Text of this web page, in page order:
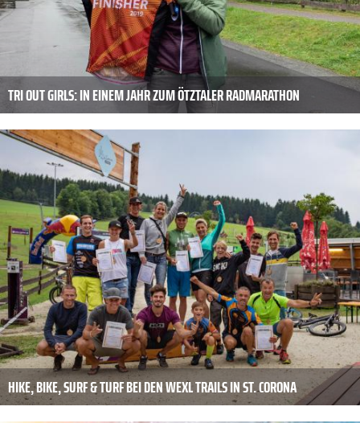
TRI OUT GIRLS: IN EINEM JAHR ZUM ÖTZTALER RADMARATHON
HIKE, BIKE, SURF & TURF BEI DEN WEXL TRAILS IN ST. CORONA